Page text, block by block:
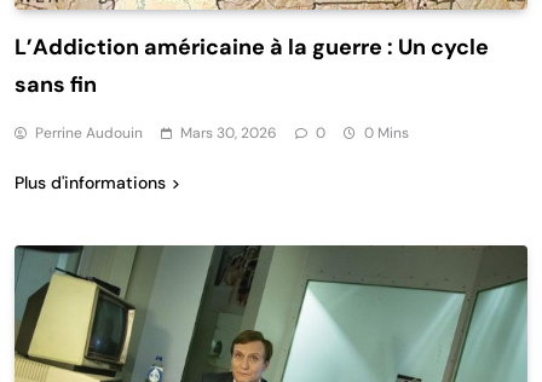
L’Addiction américaine à la guerre : Un cycle
sans fin
Perrine Audouin Mars 30, 2026 0 0 Mins
Plus d'informations